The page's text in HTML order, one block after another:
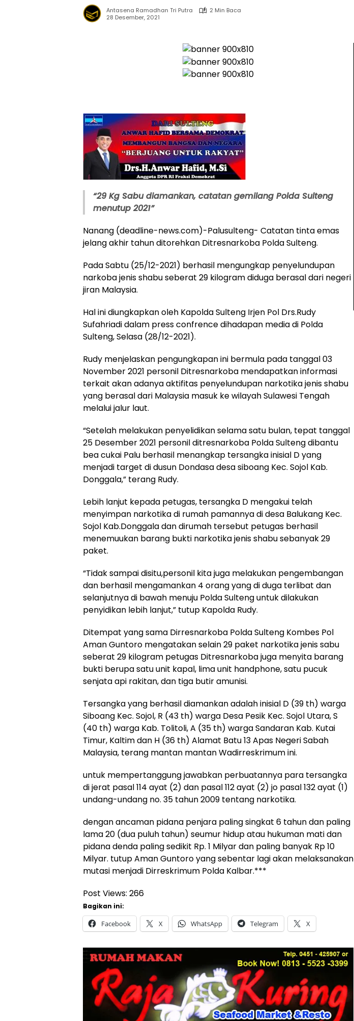
Antasena Ramadhan Tri Putra
2 Min Baca
28 Desember, 2021
“29 Kg Sabu diamankan, catatan gemilang Polda Sulteng
menutup 2021”
Nanang (deadline-news.com)-Palusulteng- Catatan tinta emas
jelang akhir tahun ditorehkan Ditresnarkoba Polda Sulteng.
Pada Sabtu (25/12-2021) berhasil mengungkap penyelundupan
narkoba jenis shabu seberat 29 kilogram diduga berasal dari negeri
jiran Malaysia.
Hal ini diungkapkan oleh Kapolda Sulteng Irjen Pol Drs.Rudy
Sufahriadi dalam press confrence dihadapan media di Polda
Sulteng, Selasa (28/12-2021).
Rudy menjelaskan pengungkapan ini bermula pada tanggal 03
November 2021 personil Ditresnarkoba mendapatkan informasi
terkait akan adanya aktifitas penyelundupan narkotika jenis shabu
yang berasal dari Malaysia masuk ke wilayah Sulawesi Tengah
melalui jalur laut.
“Setelah melakukan penyelidikan selama satu bulan, tepat tanggal
25 Desember 2021 personil ditresnarkoba Polda Sulteng dibantu
bea cukai Palu berhasil menangkap tersangka inisial D yang
menjadi target di dusun Dondasa desa siboang Kec. Sojol Kab.
Donggala,” terang Rudy.
Lebih lanjut kepada petugas, tersangka D mengakui telah
menyimpan narkotika di rumah pamannya di desa Balukang Kec.
Sojol Kab.Donggala dan dirumah tersebut petugas berhasil
menemuukan barang bukti narkotika jenis shabu sebanyak 29
paket.
“Tidak sampai disitu,personil kita juga melakukan pengembangan
dan berhasil mengamankan 4 orang yang di duga terlibat dan
selanjutnya di bawah menuju Polda Sulteng untuk dilakukan
penyidikan lebih lanjut,” tutup Kapolda Rudy.
Ditempat yang sama Dirresnarkoba Polda Sulteng Kombes Pol
Aman Guntoro mengatakan selain 29 paket narkotika jenis sabu
seberat 29 kilogram petugas Ditresnarkoba juga menyita barang
bukti berupa satu unit kapal, lima unit handphone, satu pucuk
senjata api rakitan, dan tiga butir amunisi.
Tersangka yang berhasil diamankan adalah inisial D (39 th) warga
Siboang Kec. Sojol, R (43 th) warga Desa Pesik Kec. Sojol Utara, S
(40 th) warga Kab. Tolitoli, A (35 th) warga Sandaran Kab. Kutai
Timur, Kaltim dan H (36 th) Alamat Batu 13 Apas Negeri Sabah
Malaysia, terang mantan mantan Wadirreskrimum ini.
untuk mempertanggung jawabkan perbuatannya para tersangka
di jerat pasal 114 ayat (2) dan pasal 112 ayat (2) jo pasal 132 ayat (1)
undang-undang no. 35 tahun 2009 tentang narkotika.
dengan ancaman pidana penjara paling singkat 6 tahun dan paling
lama 20 (dua puluh tahun) seumur hidup atau hukuman mati dan
pidana denda paling sedikit Rp. 1 Milyar dan paling banyak Rp 10
Milyar. tutup Aman Guntoro yang sebentar lagi akan melaksanakan
mutasi menjadi Dirreskrimum Polda Kalbar.***
Post Views: 266
Bagikan ini:
Facebook X WhatsApp Telegram X